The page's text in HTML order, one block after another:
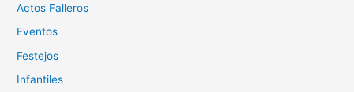
Actos Falleros
Eventos
Festejos
Infantiles